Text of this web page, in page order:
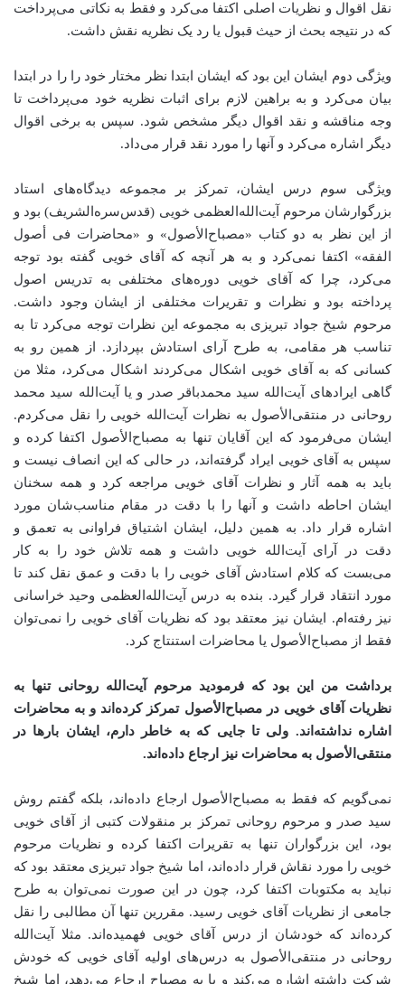
نقل اقوال و نظریات اصلی اکتفا می‌کرد و فقط به نکاتی می‌پرداخت
که در نتیجه بحث از حیث قبول یا رد یک نظریه نقش داشت.
ویژگی دوم ایشان این بود که ایشان ابتدا نظر مختار خود را را در ابتدا
بیان می‌کرد و به براهین لازم برای اثبات نظریه خود می‌پرداخت تا
وجه مناقشه و نقد اقوال دیگر مشخص شود. سپس به برخی اقوال
دیگر اشاره می‌کرد و آنها را مورد نقد قرار می‌داد.
ویژگی سوم درس ایشان، تمرکز بر مجموعه دیدگاه‌های استاد
بزرگوارشان مرحوم آیت‌الله‌العظمی خویی (قدس‌سره‌الشریف) بود و
از این نظر به دو کتاب «مصباح‌الأصول» و «محاضرات فی‌ أصول
الفقه» اکتفا نمی‌کرد و به هر آنچه که آقای خویی گفته بود توجه
می‌کرد، چرا که آقای خویی دوره‌های مختلفی به تدریس اصول
پرداخته بود و نظرات و تقریرات مختلفی از ایشان وجود داشت.
مرحوم شیخ جواد تبریزی به مجموعه این نظرات توجه می‌کرد تا به
تناسب هر مقامی، به طرح آرای استادش بپردازد. از همین رو به
کسانی که به آقای خویی اشکال می‌کردند اشکال می‌کرد، مثلا من
گاهی ایرادهای آیت‌الله سید محمدباقر صدر و یا آیت‌الله سید محمد
روحانی در منتقی‌الأصول به نظرات آیت‌الله خویی را نقل می‌کردم.
ایشان می‌فرمود که این آقایان تنها به مصباح‌الأصول اکتفا کرده و
سپس به آقای خویی ایراد گرفته‌اند، در حالی که این انصاف نیست و
باید به همه آثار و نظرات آقای خویی مراجعه کرد و همه سخنان
ایشان احاطه داشت و آنها را با دقت در مقام مناسب‌شان مورد
اشاره قرار داد. به همین دلیل، ایشان اشتیاق فراوانی به تعمق و
دقت در آرای آیت‌الله خویی داشت و همه تلاش خود را به کار
می‌بست که کلام استادش آقای خویی را با دقت و عمق نقل کند تا
مورد انتقاد قرار گیرد. بنده به درس آیت‌الله‌العظمی وحید خراسانی
نیز رفته‌ام. ایشان نیز معتقد بود که نظریات آقای خویی را نمی‌توان
فقط از مصباح‌الأصول یا محاضرات استنتاج کرد.
برداشت من این بود که فرمودید مرحوم آیت‌الله روحانی تنها به
نظریات آقای خویی در مصباح‌الأصول تمرکز کرده‌اند و به محاضرات
اشاره نداشته‌اند. ولی تا جایی که به خاطر دارم، ایشان بارها در
منتقی‌الأصول به محاضرات نیز ارجاع داده‌اند.
نمی‌گویم که فقط به مصباح‌الأصول ارجاع داده‌اند، بلکه گفتم روش
سید صدر و مرحوم روحانی تمرکز بر منقولات کتبی از آقای خویی
بود، این بزرگواران تنها به تقریرات اکتفا کرده و نظریات مرحوم
خویی را مورد نقاش قرار داده‌اند، اما شیخ جواد تبریزی معتقد بود که
نباید به مکتوبات اکتفا کرد، چون در این صورت نمی‌توان به طرح
جامعی از نظریات آقای خویی رسید. مقررین تنها آن مطالبی را نقل
کرده‌اند که خودشان از درس آقای خویی فهمیده‌اند. مثلا آیت‌الله
روحانی در منتقی‌الأصول به درس‌های اولیه آقای خویی که خودش
شرکت داشته اشاره می‌کند و یا به مصباح ارجاع می‌دهد، اما شیخ